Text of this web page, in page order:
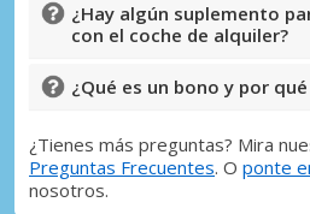
¿Hay algún suplemento
con el coche de alquiler?
¿Qué es un bono y por
¿Tienes más preguntas? Mira
Preguntas Frecuentes. O ponte
nosotros.